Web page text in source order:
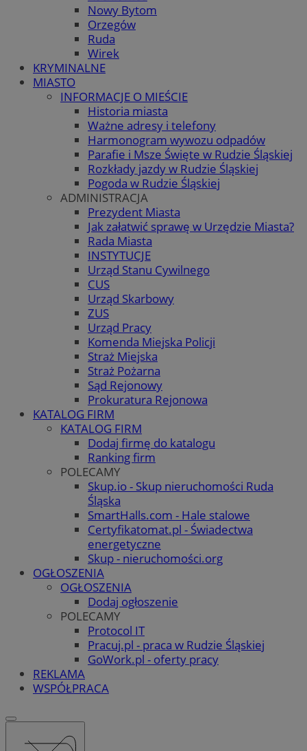
Nowy Bytom
Orzegów
Ruda
Wirek
KRYMINALNE
MIASTO
INFORMACJE O MIEŚCIE
Historia miasta
Ważne adresy i telefony
Harmonogram wywozu odpadów
Parafie i Msze Święte w Rudzie Śląskiej
Rozkłady jazdy w Rudzie Śląskiej
Pogoda w Rudzie Śląskiej
ADMINISTRACJA
Prezydent Miasta
Jak załatwić sprawę w Urzędzie Miasta?
Rada Miasta
INSTYTUCJE
Urząd Stanu Cywilnego
CUS
Urząd Skarbowy
ZUS
Urząd Pracy
Komenda Miejska Policji
Straż Miejska
Straż Pożarna
Sąd Rejonowy
Prokuratura Rejonowa
KATALOG FIRM
KATALOG FIRM
Dodaj firmę do katalogu
Ranking firm
POLECAMY
Skup.io - Skup nieruchomości Ruda
Śląska
SmartHalls.com - Hale stalowe
Certyfikatomat.pl - Świadectwa
energetyczne
Skup - nieruchomości.org
OGŁOSZENIA
OGŁOSZENIA
Dodaj ogłoszenie
POLECAMY
Protocol IT
Pracuj.pl - praca w Rudzie Śląskiej
GoWork.pl - oferty pracy
REKLAMA
WSPÓŁPRACA